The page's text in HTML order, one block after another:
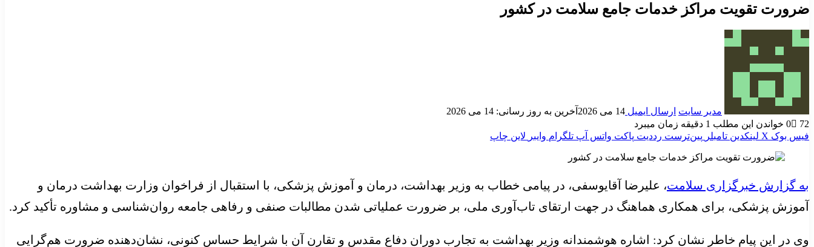
ضرورت تقویت مراکز خدمات جامع سلامت در کشور
مدیر سایت ارسال ایمیل 14 می 2026
آخرین به روز رسانی: 14 می 2026
0
72
خواندن این مطلب 1 دقیقه زمان میبرد
فیس بوک X لینکدین ‫تامبلر ‫پین‌ترست ‫رددیت پاکت واتس آپ تلگرام وایبر لاین چاپ
به گزارش خبرگزاری سلامت، علیرضا آقایوسفی، در پیامی خطاب به وزیر بهداشت، درمان و آموزش پزشکی، با استقبال از فراخوان وزارت بهداشت درمان و
آموزش پزشکی، برای همکاری هماهنگ در جهت ارتقای تاب‌آوری ملی، بر ضرورت عملیاتی شدن مطالبات صنفی و رفاهی جامعه روان‌شناسی و مشاوره تأکید کرد.
وی در این پیام خاطر نشان کرد: اشاره هوشمندانه وزیر بهداشت به تجارب دوران دفاع مقدس و تقارن آن با شرایط حساس کنونی، نشان‌دهنده ضرورت هم‌گرایی